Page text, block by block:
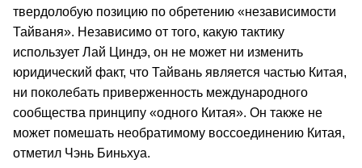
твердолобую позицию по обретению «независимости
Тайваня». Независимо от того, какую тактику
использует Лай Циндэ, он не может ни изменить
юридический факт, что Тайвань является частью Китая,
ни поколебать приверженность международного
сообщества принципу «одного Китая». Он также не
может помешать необратимому воссоединению Китая,
отметил Чэнь Биньхуа.